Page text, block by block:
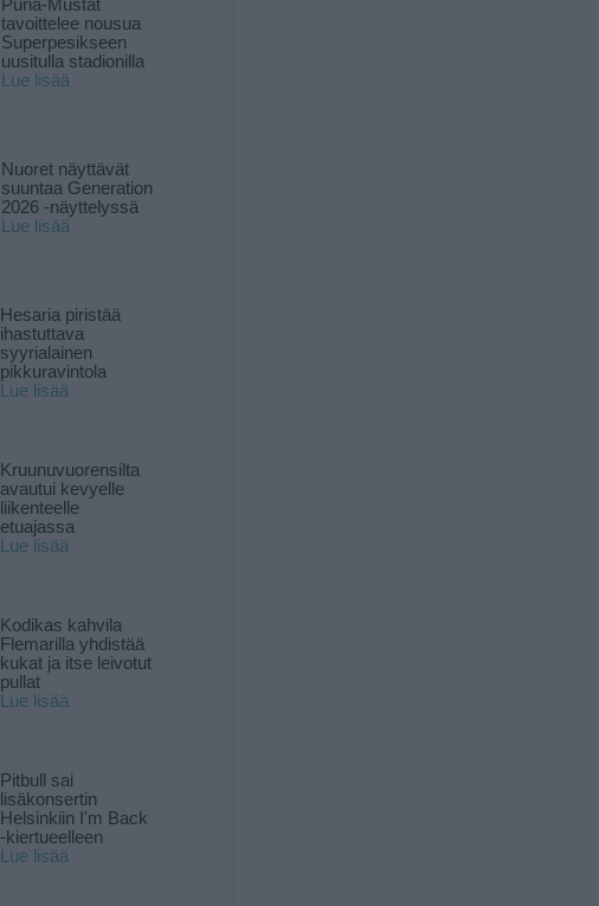
Puna-Mustat
tavoittelee nousua
Superpesikseen
uusitulla stadionilla
Lue lisää
Nuoret näyttävät
suuntaa Generation
2026 -näyttelyssä
Lue lisää
Hesaria piristää
ihastuttava
syyrialainen
pikkuravintola
Lue lisää
Kruunuvuorensilta
avautui kevyelle
liikenteelle
etuajassa
Lue lisää
Kodikas kahvila
Flemarilla yhdistää
kukat ja itse leivotut
pullat
Lue lisää
Pitbull sai
lisäkonsertin
Helsinkiin I'm Back
-kiertueelleen
Lue lisää